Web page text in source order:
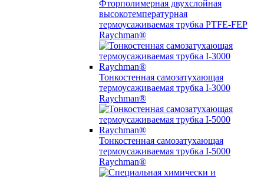
Фторполимерная двухслойная
высокотемпературная
термоусаживаемая трубка PTFE-FEP
Raychman®
Тонкостенная самозатухающая
термоусаживаемая трубка I-3000
Raychman®
Тонкостенная самозатухающая
термоусаживаемая трубка I-5000
Raychman®